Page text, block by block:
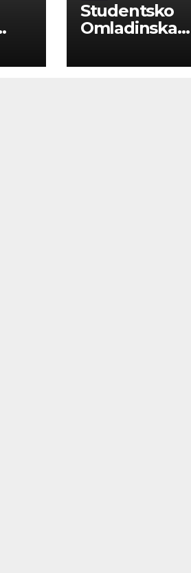
Studentsko
Omladinska
Kompanije“